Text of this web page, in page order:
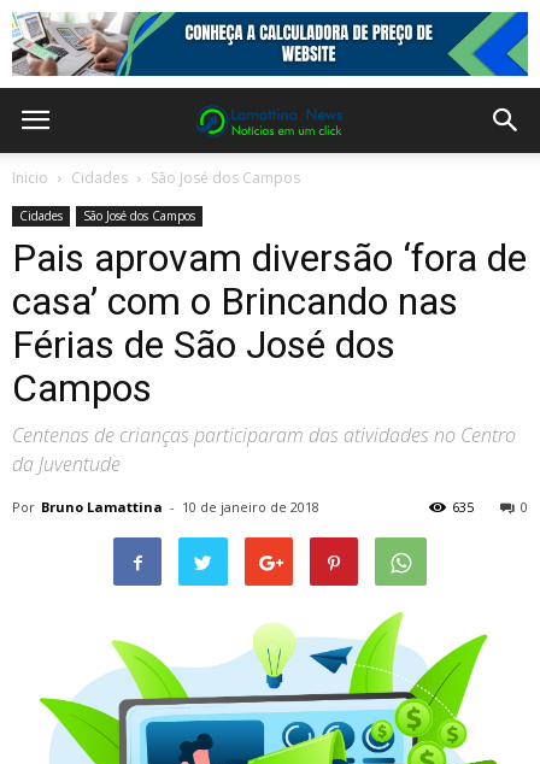
Inicio Cidades São José dos Campos
Cidades São José dos Campos
Pais aprovam diversão ‘fora de
casa’ com o Brincando nas
Férias de São José dos
Campos
Centenas de crianças participaram das atividades no Centro
da Juventude
Por Bruno Lamattina - 10 de janeiro de 2018 0
635